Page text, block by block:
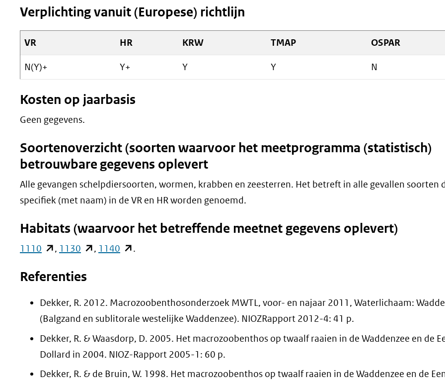
Verplichting vanuit (Europese) richtlijn
VR HR KRW TMAP OSPAR
N(Y)+ Y+ Y Y N
Kosten op jaarbasis
Geen gegevens.
Soortenoverzicht (soorten waarvoor het meetprogramma (statistisch)
betrouwbare gegevens oplevert
Alle gevangen schelpdiersoorten, wormen, krabben en zeesterren. Het betreft in alle gevallen soorten
specifiek (met naam) in de VR en HR worden genoemd.
Habitats (waarvoor het betreffende meetnet gegevens oplevert)
1110 (opent
nieuw
naar
een
andere
website)
, 1130 (opent
nieuw
een
andere
website)
, 1140 (opent
een
andere
website)
.
Referenties
Dekker, R. 2012. Macrozoobenthosonderzoek MWTL, voor- en najaar 2011, Waterlichaam:
(Balgzand en sublitorale westelijke Waddenzee). NIOZRapport 2012-4: 41 p.
Dekker, R. & Waasdorp, D. 2005. Het macrozoobenthos op twaalf raaien in de Waddenzee en de
Dollard in 2004. NIOZ-Rapport 2005-1: 60 p.
Dekker, R. & de Bruin, W. 1998. Het macrozoobenthos op twaalf raaien in de Waddenzee en de